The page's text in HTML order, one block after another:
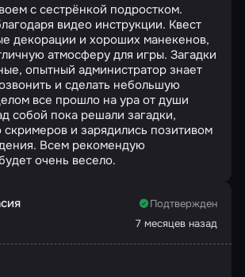
с сестрёнкой подростком.
видео инструкции. Квест
декорации и хороших манекенов,
атмосферу для игры. Загадки
опытный администратор знает
и сделать небольшую
все прошло на ура от души
собой пока решали загадки,
скримеров и зарядились позитивом
Всем рекомендую
очень весело.
Подтвержден
7 месяцев назад